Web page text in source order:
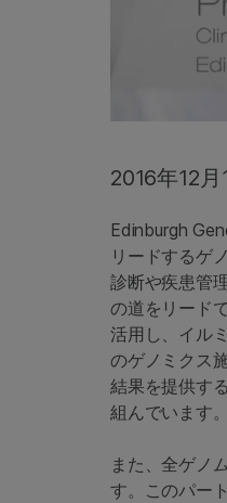
2016年12月
Edinburgh
リードするゲ
診断や疾患管
の道をリード
活用し、イル
のゲノミクス
結果を提供す
組んでいます。
また、全ゲノ
す。このパー